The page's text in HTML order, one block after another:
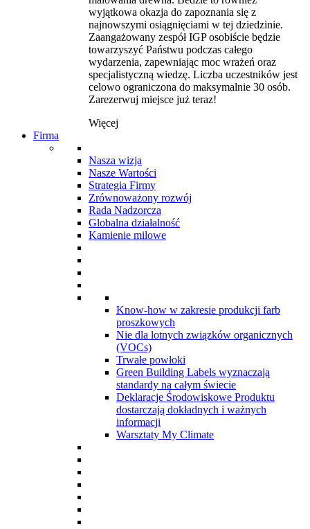
wyjątkowa okazja do zapoznania się z
najnowszymi osiągnięciami w tej dziedzinie.
Zaangażowany zespół IGP osobiście będzie
towarzyszyć Państwu podczas całego
wydarzenia, zapewniając moc wrażeń oraz
specjalistyczną wiedzę. Liczba uczestników jest
celowo ograniczona do maksymalnie 30 osób.
Zarezerwuj miejsce już teraz!
Więcej
Firma
Nasza wizja
Nasze Wartości
Strategia Firmy
Zrównoważony rozwój
Rada Nadzorcza
Globalna działalność
Kamienie milowe
Know-how w zakresie produkcji farb
proszkowych
Nie dla lotnych związków organicznych
(VOCs)
Trwałe powłoki
Green Building Labels wyznaczają
standardy na całym świecie
Deklaracje Środowiskowe Produktu
dostarczają dokładnych i ważnych
informacji
Warsztaty My Climate